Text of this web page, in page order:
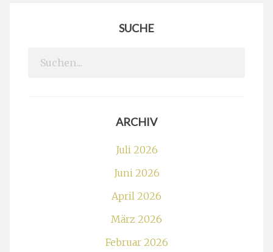
SUCHE
Search
ARCHIV
Juli 2026
Juni 2026
April 2026
März 2026
Februar 2026